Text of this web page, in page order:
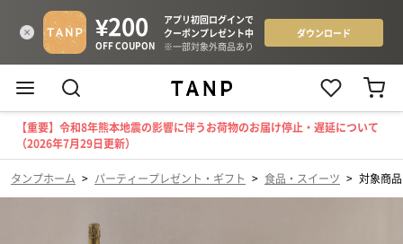
【重要】令和8年熊本地震の影響に伴うお荷物のお届け停止・遅延について
（2026年7月29日更新）
タンプホーム > パーティープレゼント・ギフト > 食品・スイーツ > 対象商